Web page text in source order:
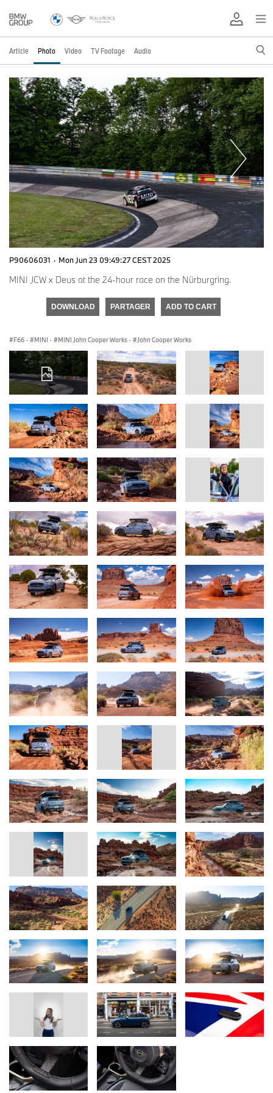
Article Photo Video TV Footage Audio
P90606031 · Mon Jun 23 09:49:27 CEST 2025
MINI JCW x Deus at the 24-hour race on the Nürburgring.
DOWNLOAD PARTAGER ADD TO CART
F66 · MINI · MINI John Cooper Works · John Cooper Works